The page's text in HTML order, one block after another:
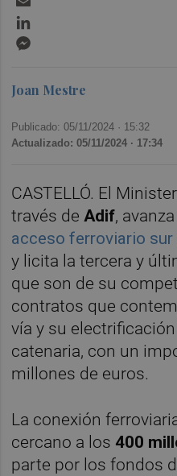
Joan Mestre
Publicado: 05/11/2024 · 15:32
Actualizado: 05/11/2024 · 17:34
CASTELLÓ. El
través de Adif,
acceso ferroviario sur
y licita la tercera y
que son de su
contratos que
vía y su
catenaria, con un
millones de euros.
La conexión
cercano a los 400
parte por los fondos